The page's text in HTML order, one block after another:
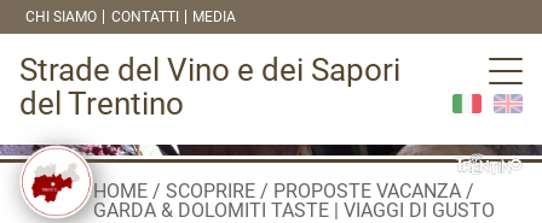
CHI SIAMO CONTATTI MEDIA
Strade del Vino e dei Sapori
del Trentino
HOME SCOPRIRE
PROPOSTE VACANZA
GARDA & DOLOMITI TASTE | VIAGGI DI GUSTO